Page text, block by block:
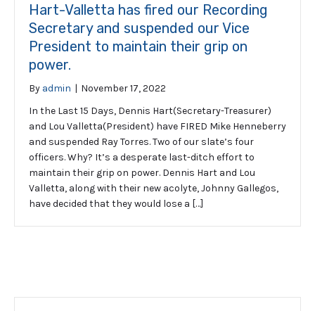
Hart-Valletta has fired our Recording
Secretary and suspended our Vice
President to maintain their grip on
power.
By admin | November 17, 2022
In the Last 15 Days, Dennis Hart(Secretary-Treasurer)
and Lou Valletta(President) have FIRED Mike Henneberry
and suspended Ray Torres. Two of our slate’s four
officers. Why? It’s a desperate last-ditch effort to
maintain their grip on power. Dennis Hart and Lou
Valletta, along with their new acolyte, Johnny Gallegos,
have decided that they would lose a […]